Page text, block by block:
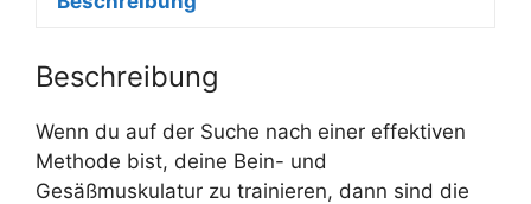
Beschreibung
Wenn du auf der Suche nach einer effektiven
Methode bist, deine Bein- und
Gesäßmuskulatur zu trainieren, dann sind die